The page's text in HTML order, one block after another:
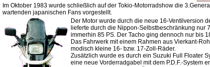
Im Oktober 1983 wurde schließlich auf der Tokio-Motorradshow die
wartenden japanischen Fans vorgestellt.
Der Motor wurde durch die neue 16-Ventilversion
lieferte durch die Nippon-Selbstbeschränkung nur
immerhin 85 PS. Der Tacho ging dennoch nur bis
Das Fahrwerk mit einem Rahmen aus Vierkant-
modisch kleine 16- bzw. 17-Zoll-Räder.
Zusätzlich wurde es durch ein Suzuki Full Floater
eine neue Vorderradgabel mit dem P.D.F.-System